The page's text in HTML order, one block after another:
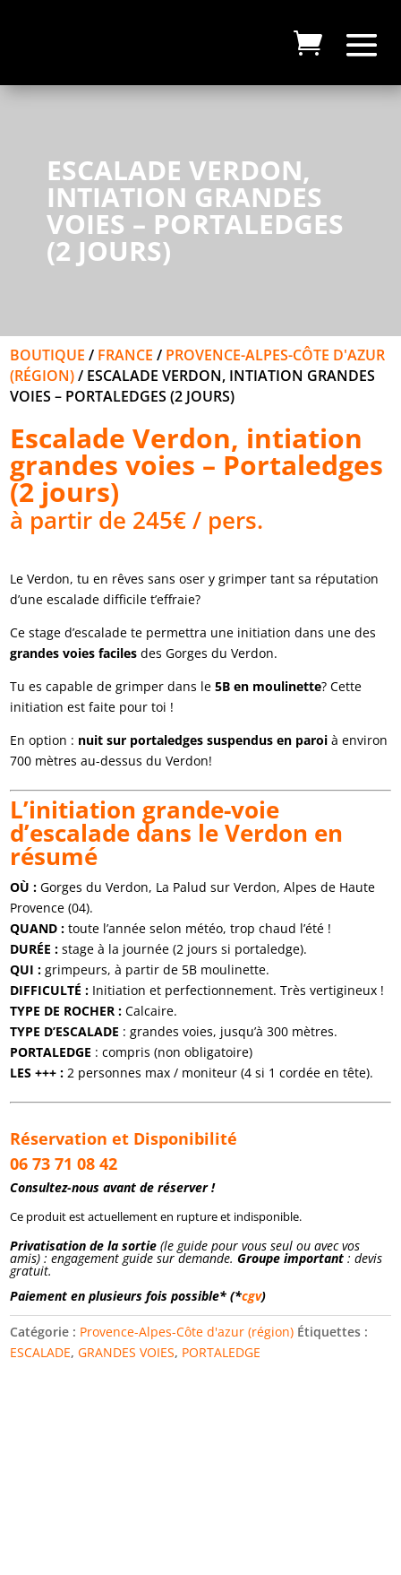
ESCALADE VERDON,
INTIATION GRANDES
VOIES – PORTALEDGES
(2 JOURS)
BOUTIQUE / FRANCE / PROVENCE-ALPES-CÔTE D'AZUR
(RÉGION)/ ESCALADE VERDON, INTIATION GRANDES
VOIES – PORTALEDGES (2 JOURS)
Escalade Verdon, intiation
grandes voies – Portaledges
(2 jours)
à partir de 245€ / pers.
Le Verdon, tu en rêves sans oser y grimper tant sa réputation
d’une escalade difficile t’effraie?
Ce stage d’escalade te permettra une initiation dans une des
grandes voies faciles des Gorges du Verdon.
Tu es capable de grimper dans le5B en moulinette? Cette
initiation est faite pour toi !
En option : nuit sur portaledges suspendus en paroi à environ
700 mètres au-dessus du Verdon!
L’initiation grande-voie
d’escalade dans le Verdon en
résumé
OÙ :Gorges du Verdon, La Palud sur Verdon, Alpes de Haute
Provence (04).
QUAND :toute l’année selon météo, trop chaud l’été !
DURÉE :stage à la journée (2 jours si portaledge).
QUI :grimpeurs, à partir de 5B moulinette.
DIFFICULTÉ : Initiation et perfectionnement. Très vertigineux !
TYPE DE ROCHER :Calcaire.
TYPE D’ESCALADE : grandes voies, jusqu’à 300 mètres.
PORTALEDGE : compris (non obligatoire)
LES +++ : 2 personnes max / moniteur (4 si 1 cordée en tête).
Réservation et Disponibilité
06 73 71 08 42
Consultez-nous avant de réserver !
Ce produit est actuellement en rupture et indisponible.
Privatisation de la sortie (le guide pour vous seul ou avec vos
amis) : engagement guide sur demande.Groupe important : devis
gratuit.
Paiement en plusieurs fois possible* (*cgv)
Catégorie : Provence-Alpes-Côte d'azur (région) Étiquettes :
ESCALADE,GRANDES VOIES, PORTALEDGE